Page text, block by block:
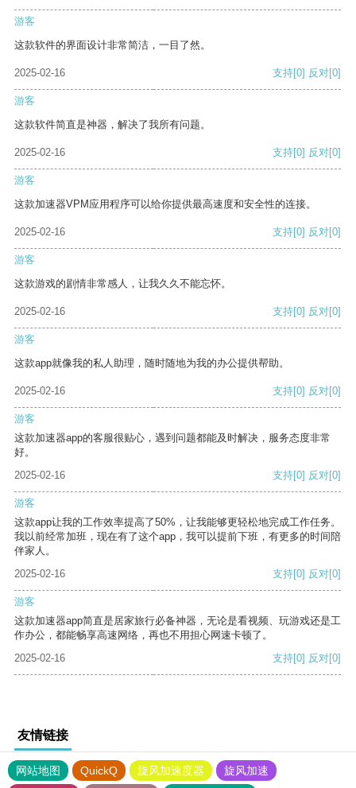
游客
这款软件的界面设计非常简洁，一目了然。
2025-02-16 支持[0] 反对[0]
游客
这款软件简直是神器，解决了我所有问题。
2025-02-16 支持[0] 反对[0]
游客
这款加速器VPM应用程序可以给你提供最高速度和安全性的连接。
2025-02-16 支持[0] 反对[0]
游客
这款游戏的剧情非常感人，让我久久不能忘怀。
2025-02-16 支持[0] 反对[0]
游客
这款app就像我的私人助理，随时随地为我的办公提供帮助。
2025-02-16 支持[0] 反对[0]
游客
这款加速器app的客服很贴心，遇到问题都能及时解决，服务态度非常
好。
2025-02-16
支持[0] 反对[0]
游客
这款app让我的工作效率提高了50%，让我能够更轻松地完成工作任务。
我以前经常加班，现在有了这个app，我可以提前下班，有更多的时间陪
伴家人。
2025-02-16
支持[0] 反对[0]
游客
这款加速器app简直是居家旅行必备神器，无论是看视频、玩游戏还是工
作办公，都能畅享高速网络，再也不用担心网速卡顿了。
2025-02-16
支持[0] 反对[0]
友情链接
网站地图 QuickQ 旋风加速度器 旋风加速